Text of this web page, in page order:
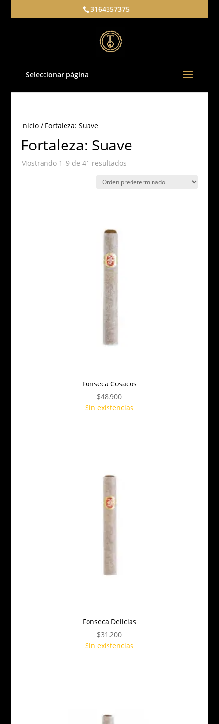
3164357375
Seleccionar página
Inicio/ Fortaleza: Suave
Fortaleza: Suave
Mostrando 1–9 de 41 resultados
Fonseca Cosacos
$48,900
Sin existencias
Fonseca Delicias
$31,200
Sin existencias